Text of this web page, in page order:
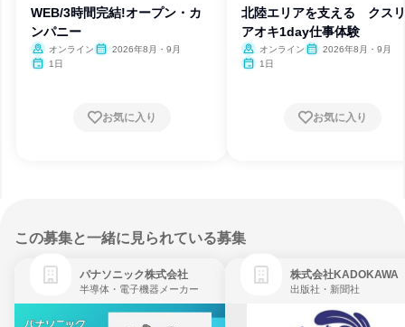
WEB/3時間完結!オープン・カ
ンパニー
オンライン
2026年8月・9月
1日
お気に入り
北陸エリアを支える クス
アオキ1day仕事体験
オンライン
2026年8月・9月
1日
お気に入り
この募集と一緒に見られている募集
パナソニック株式会社
半導体・電子機器メーカー
株式会社KADOKAWA
出版社・新聞社